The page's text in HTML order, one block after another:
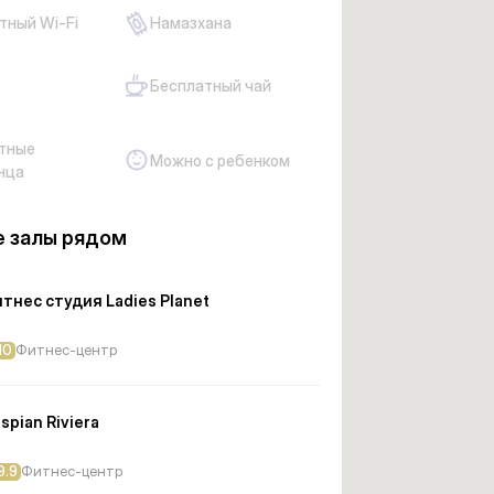
Wi-Fi Намазхана
Бесплатный чай
Можно с ребенком
залы рядом
студия Ladies Planet
Фитнес-центр
Riviera
Фитнес-центр